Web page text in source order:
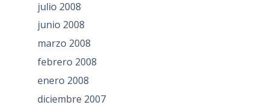
julio 2008
junio 2008
marzo 2008
febrero 2008
enero 2008
diciembre 2007